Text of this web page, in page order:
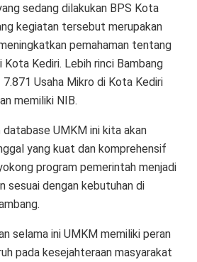
sedang dilakukan BPS Kota
kegiatan tersebut merupakan
pemahaman tentang
Kota Kediri. Lebih rinci Bambang
Usaha Mikro di Kota Kediri
memiliki NIB.
database UMKM ini kita akan
yang kuat dan komprehensif
program pemerintah menjadi
sesuai dengan kebutuhan di
selama ini UMKM memiliki peran
pada kesejahteraan masyarakat